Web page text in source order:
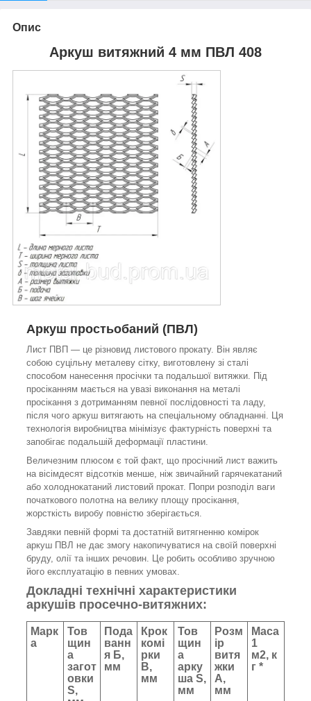
Опис
Аркуш витяжний 4 мм ПВЛ 408
Аркуш простьобаний (ПВЛ)
Лист ПВП — це різновид листового прокату. Він являє
собою суцільну металеву сітку, виготовлену зі сталі
способом нанесення просічки та подальшої витяжки. Під
просіканням мається на увазі виконання на металі
просікання з дотриманням певної послідовності та ладу,
після чого аркуш витягають на спеціальному обладнанні. Ця
технологія виробництва мінімізує фактурність поверхні та
запобігає подальшій деформації пластини.
Величезним плюсом є той факт, що просічний лист важить
на вісімдесят відсотків менше, ніж звичайний гарячекатаний
або холоднокатаний листовий прокат. Попри розподіл ваги
початкового полотна на велику площу просікання,
жорсткість виробу повністю зберігається.
Завдяки певній формі та достатній витягненню комірок
аркуш ПВЛ не дає змогу накопичуватися на своїй поверхні
бруду, олії та інших речовин. Це робить особливо зручною
його експлуатацію в певних умовах.
Докладні технічні характеристики
аркушів просечно-витяжних:
Марк
а
Тов
щин
а
загот
овки
S,
Пода
ванн
я Б,
мм
Крок
комі
рки
В,
мм
Тов
щин
а
арку
ша S,
мм
Розм
ір
витя
жки
А,
мм
Маса
1
м2, к
г *